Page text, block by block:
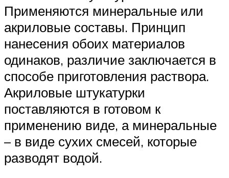
Применяются минеральные или
акриловые составы. Принцип
нанесения обоих материалов
одинаков, различие заключается в
способе приготовления раствора.
Акриловые штукатурки
поставляются в готовом к
применению виде, а минеральные
– в виде сухих смесей, которые
разводят водой.